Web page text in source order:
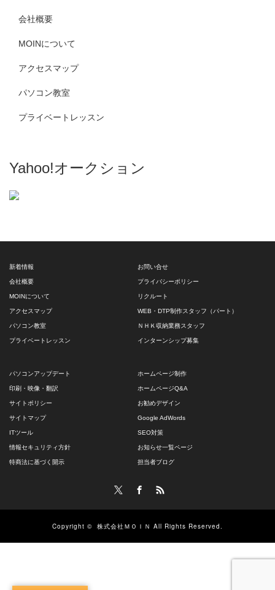
会社概要
MOINについて
アクセスマップ
パソコン教室
プライベートレッスン
Yahoo!オークション
新着情報
会社概要
MOINについて
アクセスマップ
パソコン教室
プライベートレッスン
お問い合せ
プライバシーポリシー
リクルート
WEB・DTP制作スタッフ（パート）
ＮＨＫ収納業務スタッフ
インターンシップ募集
パソコンアップデート
印刷・映像・翻訳
サイトポリシー
サイトマップ
ITツール
情報セキュリティ方針
特商法に基づく開示
ホームページ制作
ホームページQ&A
お勧めデザイン
Google AdWords
SEO対策
お知らせ一覧ページ
担当者ブログ
Copyright © 株式会社ＭＯＩＮ All Rights Reserved.